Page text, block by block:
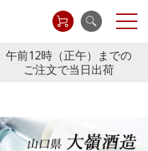
午前12時（正午）までの
ご注文で当日出荷